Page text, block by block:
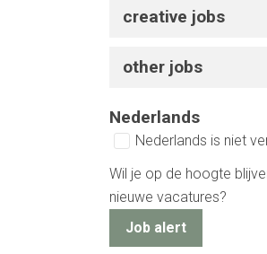
creative jobs
other jobs
Nederlands
Nederlands is niet
Wil je op de hoogte
nieuwe vacatures?
Job alert